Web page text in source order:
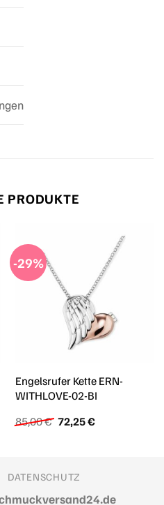
PRODUKTE
-29%
Engelsrufer Kette ERN-
WITHLOVE-02-BI
85,00€ Ursprünglicher
Preis
72,25€Aktueller
DATENSCHUTZ